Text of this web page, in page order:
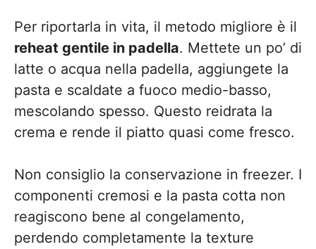
Per riportarla in vita, il metodo migliore è il
reheat gentile in padella. Mettete un po’ di
latte o acqua nella padella, aggiungete la
pasta e scaldate a fuoco medio-basso,
mescolando spesso. Questo reidrata la
crema e rende il piatto quasi come fresco.
Non consiglio la conservazione in freezer. I
componenti cremosi e la pasta cotta non
reagiscono bene al congelamento,
perdendo completamente la texture